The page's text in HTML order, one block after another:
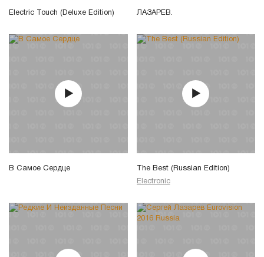
Electric Touch (Deluxe Edition) ЛАЗАРЕВ.
В Самое Сердце
The Best (Russian Edition)
Electronic